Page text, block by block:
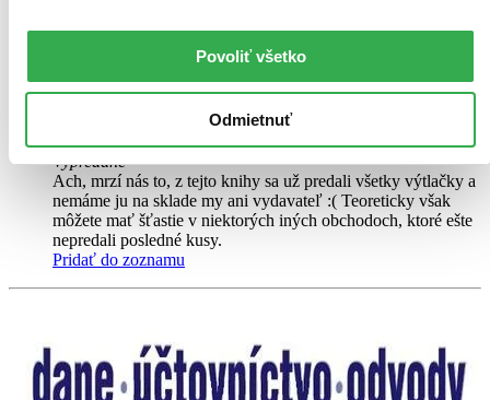
Povoliť všetko
Odmietnuť
iba posledné kusy a ďalšie už nemá ani distribútor, preto je
možné, že bude onedlho úplne vypredaný. Ak ho chcete mať,
ponáhľajte sa!
Knihabrožovaná väzba
Vypredané
Ach, mrzí nás to, z tejto knihy sa už predali všetky výtlačky a
nemáme ju na sklade my ani vydavateľ :( Teoreticky však
môžete mať šťastie v niektorých iných obchodoch, ktoré ešte
nepredali posledné kusy.
Pridať do zoznamu